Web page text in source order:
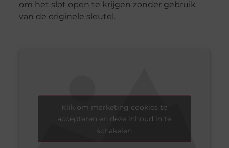
om het slot open te krijgen zonder gebruik
van de originele sleutel.
Klik om marketing cookies te
accepteren en deze inhoud in te
schakelen